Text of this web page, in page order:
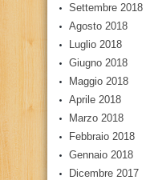
Settembre 2018
Agosto 2018
Luglio 2018
Giugno 2018
Maggio 2018
Aprile 2018
Marzo 2018
Febbraio 2018
Gennaio 2018
Dicembre 2017